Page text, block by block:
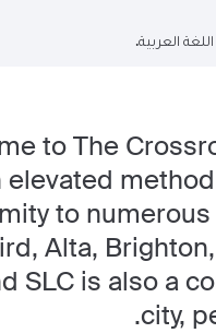
العربية.
to The
to
Alta,
SLC is also a
city,